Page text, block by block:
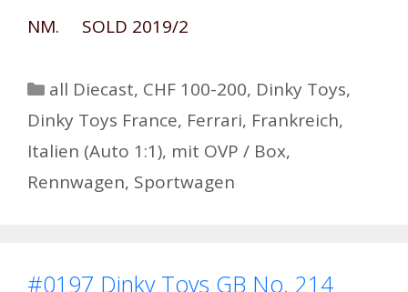
NM. SOLD 2019/2
Kategorien
all Diecast, CHF 100-200, Dinky Toys,
Dinky Toys France, Ferrari, Frankreich,
Italien (Auto 1:1), mit OVP / Box,
Rennwagen, Sportwagen
#0197 Dinky Toys GB No. 214